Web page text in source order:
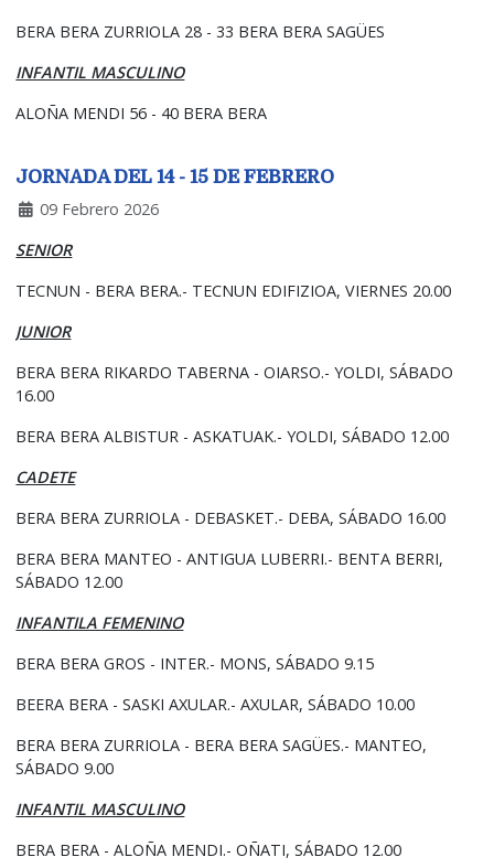
BERA BERA ZURRIOLA 28 - 33 BERA BERA SAGÜES
INFANTIL MASCULINO
ALOÑA MENDI 56 - 40 BERA BERA
JORNADA DEL 14 - 15 DE FEBRERO
09 Febrero 2026
SENIOR
TECNUN - BERA BERA.- TECNUN EDIFIZIOA, VIERNES 20.00
JUNIOR
BERA BERA RIKARDO TABERNA - OIARSO.- YOLDI, SÁBADO
16.00
BERA BERA ALBISTUR - ASKATUAK.- YOLDI, SÁBADO 12.00
CADETE
BERA BERA ZURRIOLA - DEBASKET.- DEBA, SÁBADO 16.00
BERA BERA MANTEO - ANTIGUA LUBERRI.- BENTA BERRI,
SÁBADO 12.00
INFANTILA FEMENINO
BERA BERA GROS - INTER.- MONS, SÁBADO 9.15
BEERA BERA - SASKI AXULAR.- AXULAR, SÁBADO 10.00
BERA BERA ZURRIOLA - BERA BERA SAGÜES.- MANTEO,
SÁBADO 9.00
INFANTIL MASCULINO
BERA BERA - ALOÑA MENDI.- OÑATI, SÁBADO 12.00